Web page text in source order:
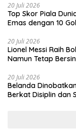
20 Juli 2026
Top Skor Piala
Emas dengan 10 Gol
20 Juli 2026
Lionel Messi Raih
Namun Tetap
20 Juli 2026
Belanda
Berkat Disiplin dan